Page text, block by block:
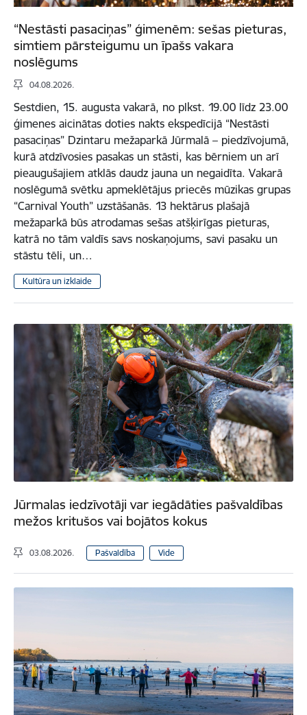
“Nestāsti pasaciņas” ģimenēm: sešas pieturas,
simtiem pārsteigumu un īpašs vakara
noslēgums
04.08.2026.
Sestdien, 15. augusta vakarā, no plkst. 19.00 līdz 23.00
ģimenes aicinātas doties nakts ekspedīcijā “Nestāsti
pasaciņas” Dzintaru mežaparkā Jūrmalā – piedzīvojumā,
kurā atdzīvosies pasakas un stāsti, kas bērniem un arī
pieaugušajiem atklās daudz jauna un negaidīta. Vakarā
noslēgumā svētku apmeklētājus priecēs mūzikas grupas
“Carnival Youth” uzstāšanās. 13 hektārus plašajā
mežaparkā būs atrodamas sešas atšķirīgas pieturas,
katrā no tām valdīs savs noskaņojums, savi pasaku un
stāstu tēli, un…
Kultūra un izklaide
Jūrmalas iedzīvotāji var iegādāties pašvaldības
mežos kritušos vai bojātos kokus
03.08.2026. Pašvaldība Vide